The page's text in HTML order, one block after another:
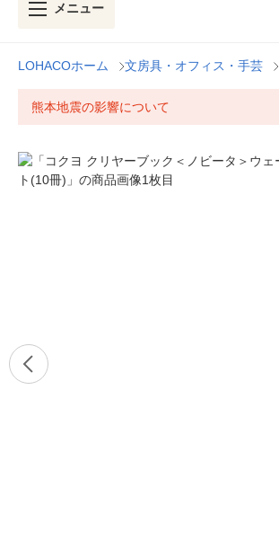
メニュー
LOHACOホーム 文房具・オフィス・手芸
熊本地震の影響について